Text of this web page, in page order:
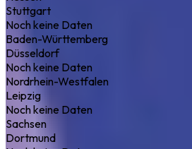
Stuttgart
Noch keine Daten
Baden-Württemberg
Düsseldorf
Noch keine Daten
Nordrhein-Westfalen
Leipzig
Noch keine Daten
Sachsen
Dortmund